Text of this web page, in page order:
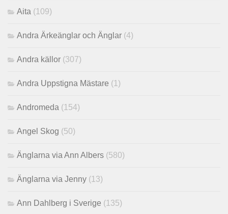
Aita (109)
Andra Ärkeänglar och Änglar (4)
Andra källor (307)
Andra Uppstigna Mästare (1)
Andromeda (154)
Angel Skog (50)
Änglarna via Ann Albers (580)
Änglarna via Jenny (13)
Ann Dahlberg i Sverige (135)